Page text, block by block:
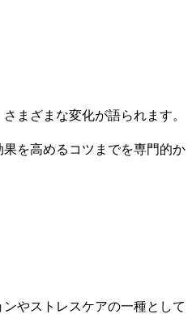
まざまな変化が語られます。
を高めるコツまでを専門的か
やストレスケアの一種として